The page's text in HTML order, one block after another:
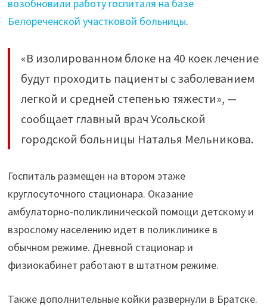
Усолье
и
Братске"
возобновили работу госпиталя на базе
Белореченской участковой больницы.
«В изолированном блоке на 40 коек лечение
будут проходить пациенты с заболеванием
легкой и средней степенью тяжести», —
сообщает главный врач Усольской
городской больницы Наталья Мельникова.
Госпиталь размещен на втором этаже
круглосуточного стационара. Оказание
амбулаторно-поликлинической помощи детскому и
взрослому населению идет в поликлинике в
обычном режиме. Дневной стационар и
физиокабинет работают в штатном режиме.
Также дополнительные койки развернули в Братске.